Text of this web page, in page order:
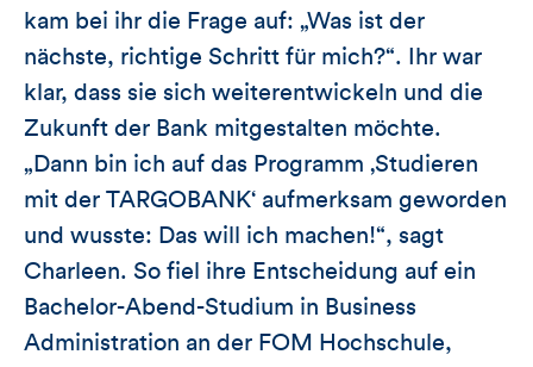
kam bei ihr die Frage auf: „Was ist der
nächste, richtige Schritt für mich?“. Ihr war
klar, dass sie sich weiterentwickeln und die
Zukunft der Bank mitgestalten möchte.
„Dann bin ich auf das Programm ‚Studieren
mit der TARGOBANK‘ aufmerksam geworden
und wusste: Das will ich machen!“, sagt
Charleen. So fiel ihre Entscheidung auf ein
Bachelor-Abend-Studium in Business
Administration an der FOM Hochschule,